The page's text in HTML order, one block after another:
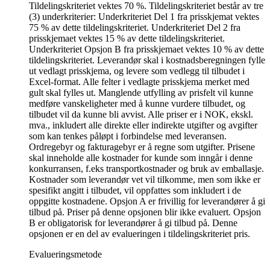
Tildelingskriteriet vektes 70 %. Tildelingskriteriet består av tre
(3) underkriterier: Underkriteriet Del 1 fra prisskjemat vektes
75 % av dette tildelingskriteriet. Underkriteriet Del 2 fra
prisskjemaet vektes 15 % av dette tildelingskriteriet.
Underkriteriet Opsjon B fra prisskjemaet vektes 10 % av dette
tildelingskriteriet. Leverandør skal i kostnadsberegningen fylle
ut vedlagt prisskjema, og levere som vedlegg til tilbudet i
Excel-format. Alle felter i vedlagte prisskjema merket med
gult skal fylles ut. Manglende utfylling av prisfelt vil kunne
medføre vanskeligheter med å kunne vurdere tilbudet, og
tilbudet vil da kunne bli avvist. Alle priser er i NOK, ekskl.
mva., inkludert alle direkte eller indirekte utgifter og avgifter
som kan tenkes påløpt i forbindelse med leveransen.
Ordregebyr og fakturagebyr er å regne som utgifter. Prisene
skal inneholde alle kostnader for kunde som inngår i denne
konkurransen, f.eks transportkostnader og bruk av emballasje.
Kostnader som leverandør vet vil tilkomme, men som ikke er
spesifikt angitt i tilbudet, vil oppfattes som inkludert i de
oppgitte kostnadene. Opsjon A er frivillig for leverandører å gi
tilbud på. Priser på denne opsjonen blir ikke evaluert. Opsjon
B er obligatorisk for leverandører å gi tilbud på. Denne
opsjonen er en del av evalueringen i tildelingskriteriet pris.
Evalueringsmetode